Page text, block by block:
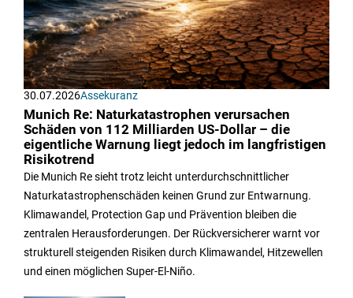
30.07.2026Assekuranz
Munich Re: Naturkatastrophen verursachen
Schäden von 112 Milliarden US-Dollar – die
eigentliche Warnung liegt jedoch im langfristigen
Risikotrend
Die Munich Re sieht trotz leicht unterdurchschnittlicher
Naturkatastrophenschäden keinen Grund zur Entwarnung.
Klimawandel, Protection Gap und Prävention bleiben die
zentralen Herausforderungen. Der Rückversicherer warnt vor
strukturell steigenden Risiken durch Klimawandel, Hitzewellen
und einen möglichen Super-El-Niño.